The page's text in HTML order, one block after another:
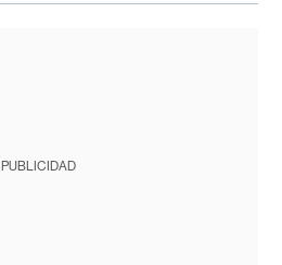
PUBLICIDAD